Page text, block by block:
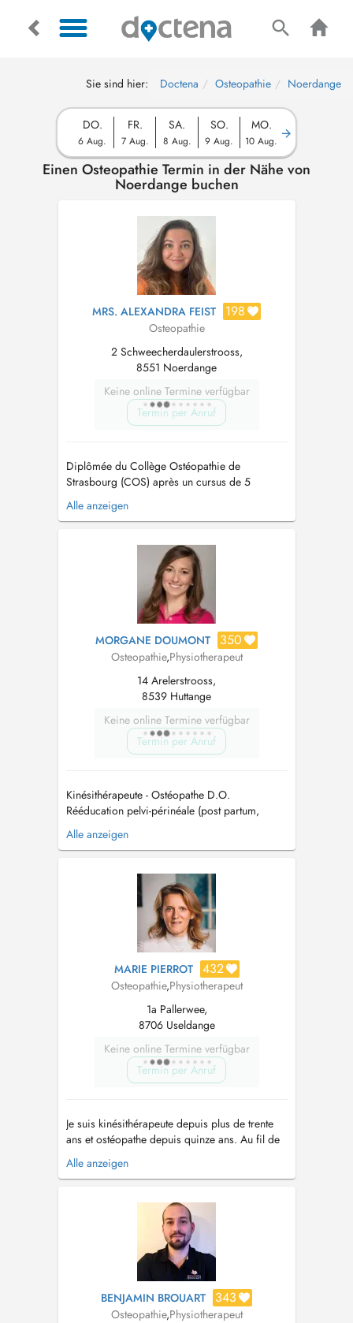
Sie sind hier: Doctena Osteopathie Noerdange
DO.
6 Aug.
FR.
7 Aug.
SA.
8 Aug.
SO.
9 Aug.
MO.
10 Aug.
Einen Osteopathie Termin in der Nähe von
Noerdange buchen
MRS. ALEXANDRA FEIST 198
Osteopathie
2 Schweecherdaulerstrooss,
8551 Noerdange
Keine online Termine verfügbar
Termin per Anruf
Diplômée du Collège Ostéopathie de
Strasbourg (COS) après un cursus de 5
années, qui m'ont permis de pratiquer une
Ostéopathie générale (enfant, adulte, senior,
périnatalité (femme enceinte, post partum,
Alle anzeigen
MORGANE DOUMONT 350
Osteopathie,Physiotherapeut
14 Arelerstrooss,
8539 Huttange
Keine online Termine verfügbar
Termin per Anruf
Kinésithérapeute - Ostéopathe D.O.
Rééducation pelvi-périnéale (post partum,
incontinence urinaire,...) Rééducation
abdominale non génératrice de pression
enceinte & post partum Ostéopathie
pédiatrique (nourrisson) Rééducation
orthopédique et traumatologiqu...
Alle anzeigen
MARIE PIERROT 432
Osteopathie,Physiotherapeut
1a Pallerwee,
8706 Useldange
Keine online Termine verfügbar
Termin per Anruf
Je suis kinésithérapeute depuis plus de trente
ans et ostéopathe depuis quinze ans. Au fil de
mon parcours, j'ai développé une approche
holistique qui relie le corps, les émotions, la
intention est de comprendre l'origine profonde
des déséquilibres, plu...
Alle anzeigen
BENJAMIN BROUART 343
Osteopathie,Physiotherapeut